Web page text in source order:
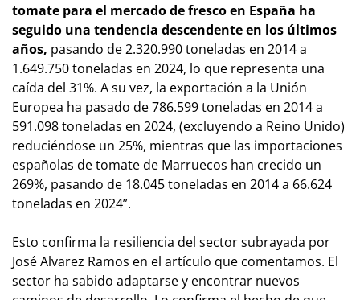
tomate para el mercado de fresco en España ha
seguido una tendencia descendente en los últimos
años, pasando de 2.320.990 toneladas en 2014 a
1.649.750 toneladas en 2024, lo que representa una
caída del 31%. A su vez, la exportación a la Unión
Europea ha pasado de 786.599 toneladas en 2014 a
591.098 toneladas en 2024, (excluyendo a Reino Unido)
reduciéndose un 25%, mientras que las importaciones
españolas de tomate de Marruecos han crecido un
269%, pasando de 18.045 toneladas en 2014 a 66.624
toneladas en 2024”.
Esto confirma la resiliencia del sector subrayada por
José Alvarez Ramos en el artículo que comentamos. El
sector ha sabido adaptarse y encontrar nuevos